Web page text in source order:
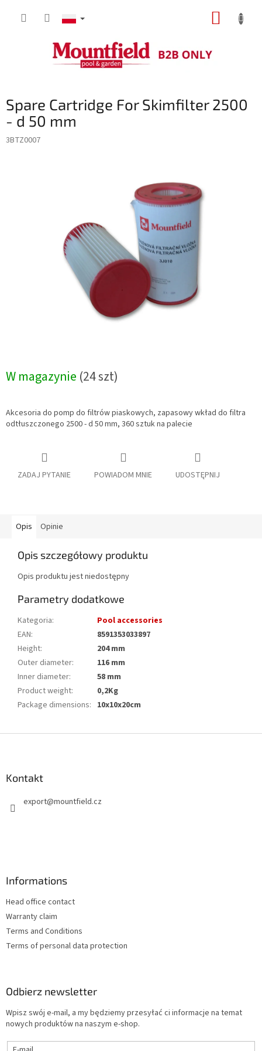
Spare Cartridge For Skimfilter 2500
- d 50 mm
3BTZ0007
W magazynie (24 szt)
Akcesoria do pomp do filtrów piaskowych, zapasowy wkład do filtra
odtłuszczonego 2500 - d 50 mm, 360 sztuk na palecie
ZADAJ PYTANIE POWIADOM MNIE UDOSTĘPNIJ
Opis Opinie
Opis szczegółowy produktu
Opis produktu jest niedostępny
Parametry dodatkowe
Kategoria:
Pool accessories
EAN:
8591353033897
Height:
204 mm
Outer diameter:
116 mm
Inner diameter:
58 mm
Product weight:
0,2Kg
Package dimensions: 10x10x20cm
Kontakt
export@mountfield.cz
Informations
Head office contact
Warranty claim
Terms and Conditions
Terms of personal data protection
Odbierz newsletter
Wpisz swój e-mail, a my będziemy przesyłać ci informacje na temat
nowych produktów na naszym e-shop.